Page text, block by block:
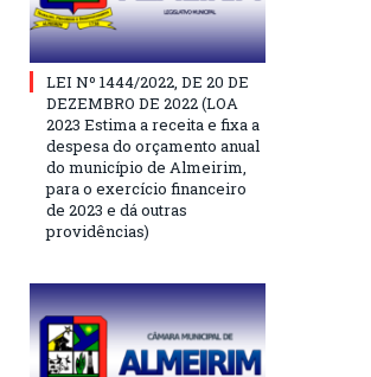
LEI Nº 1444/2022, DE 20 DE
DEZEMBRO DE 2022 (LOA
2023 Estima a receita e fixa a
despesa do orçamento anual
do município de Almeirim,
para o exercício financeiro
de 2023 e dá outras
providências)